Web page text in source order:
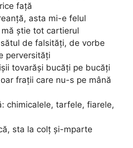
față
asta mi-e felul
mă știe tot cartierul
de falsități, de vorbe
perversități
tovarăși bucăți pe bucăți
frații care nu-s pe mână
chimicalele, tarfele, fiarele,
sta la colț și-mparte